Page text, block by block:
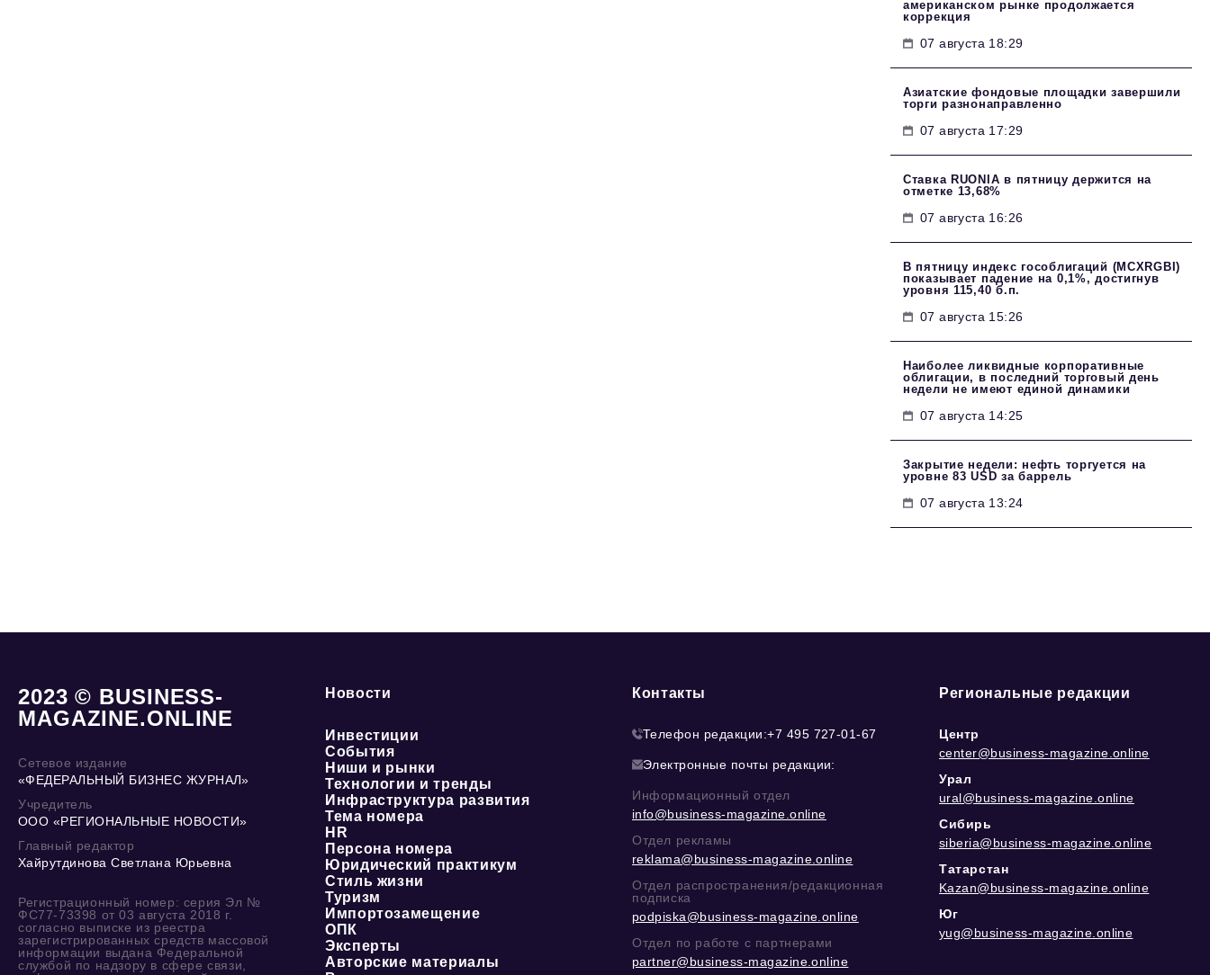
американском рынке продолжается
коррекция
07 августа 18:29
Азиатские фондовые площадки завершили
торги разнонаправленно
07 августа 17:29
Ставка RUONIA в пятницу держится на
отметке 13,68%
07 августа 16:26
В пятницу индекс гособлигаций (MCXRGBI)
показывает падение на 0,1%, достигнув
уровня 115,40 б.п.
07 августа 15:26
Наиболее ликвидные корпоративные
облигации, в последний торговый день
недели не имеют единой динамики
07 августа 14:25
Закрытие недели: нефть торгуется на
уровне 83 USD за баррель
07 августа 13:24
2023 © BUSINESS-
MAGAZINE.ONLINE
Сетевое издание
«ФЕДЕРАЛЬНЫЙ БИЗНЕС ЖУРНАЛ»
Учредитель
ООО «РЕГИОНАЛЬНЫЕ НОВОСТИ»
Главный редактор
Хайрутдинова Светлана Юрьевна
Регистрационный номер: серия Эл №
ФС77-73398 от 03 августа 2018 г.
согласно выписке из реестра
зарегистрированных средств массовой
информации выдана Федеральной
службой по надзору в сфере связи,
Новости
Инвестиции
События
Ниши и рынки
Технологии и тренды
Инфраструктура развития
Тема номера
HR
Персона номера
Юридический практикум
Стиль жизни
Туризм
Импортозамещение
ОПК
Эксперты
Авторские материалы
Контакты
Телефон редакции:+7 495 727-01-67
Электронные почты редакции:
Информационный отдел
info@business-magazine.online
Отдел рекламы
reklama@business-magazine.online
Отдел распространения/редакционная
подписка
podpiska@business-magazine.online
Отдел по работе с партнерами
partner@business-magazine.online
Региональные редакции
Центр
center@business-magazine.online
Урал
ural@business-magazine.online
Сибирь
siberia@business-magazine.online
Татарстан
Kazan@business-magazine.online
Юг
yug@business-magazine.online